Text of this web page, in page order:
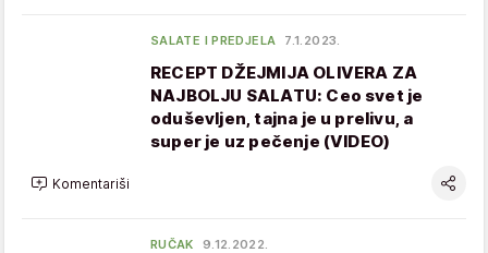
SALATE I PREDJELA 7.1.2023.
RECEPT DŽEJMIJA OLIVERA ZA
NAJBOLJU SALATU: Ceo svet je
oduševljen, tajna je u prelivu, a
super je uz pečenje (VIDEO)
Komentariši
RUČAK 9.12.2022.